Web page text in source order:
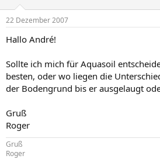
22 Dezember 2007
Hallo André!
Sollte ich mich für Aquasoil
besten, oder wo liegen die
der Bodengrund bis er ausgelaugt
Gruß
Roger
Gruß
Roger